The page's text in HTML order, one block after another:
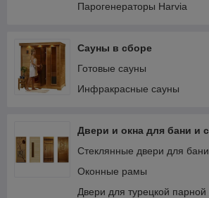
Парогенераторы Harvia
Сауны в сборе
Готовые сауны
Инфракрасные сауны
Двери и окна для бани и
Стеклянные двери для
Оконные рамы
Двери для турецкой